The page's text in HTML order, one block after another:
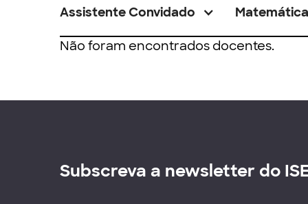
Assistente Convidado Matemática
Não foram encontrados docentes.
Subscreva a newsletter do